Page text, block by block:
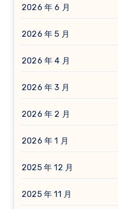
2026 年 6 月
2026 年 5 月
2026 年 4 月
2026 年 3 月
2026 年 2 月
2026 年 1 月
2025 年 12 月
2025 年 11 月